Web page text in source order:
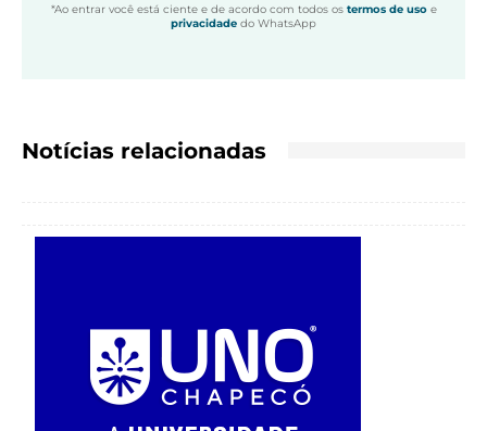
*Ao entrar você está ciente e de acordo com todos os termos de usoe
privacidade do WhatsApp
Notícias relacionadas